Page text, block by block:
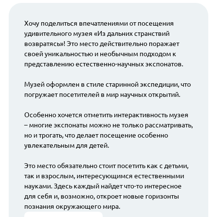
Хочу поделиться впечатлениями от посещения
удивительного музея «Из дальних странствий
возвратясь»! Это место действительно поражает
своей уникальностью и необычным подходом к
представлению естественно-научных экспонатов.
Музей оформлен в стиле старинной экспедиции, что
погружает посетителей в мир научных открытий.
Особенно хочется отметить интерактивность музея
– многие экспонаты можно не только рассматривать,
но и трогать, что делает посещение особенно
увлекательным для детей.
Это место обязательно стоит посетить как с детьми,
так и взрослым, интересующимся естественными
науками. Здесь каждый найдет что-то интересное
для себя и, возможно, откроет новые горизонты
познания окружающего мира.